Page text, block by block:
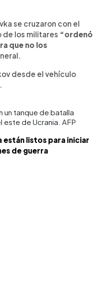
se cruzaron con el
de los militares “ordenó
que no los
desde el vehículo
un tanque de batalla
este de Ucrania. AFP
están listos para iniciar
de guerra